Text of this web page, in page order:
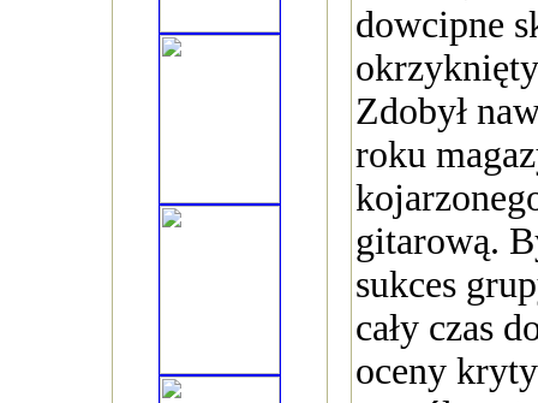
dowcipne
Zdobył
roku
gitarową.
sukces
cały czas
oceny